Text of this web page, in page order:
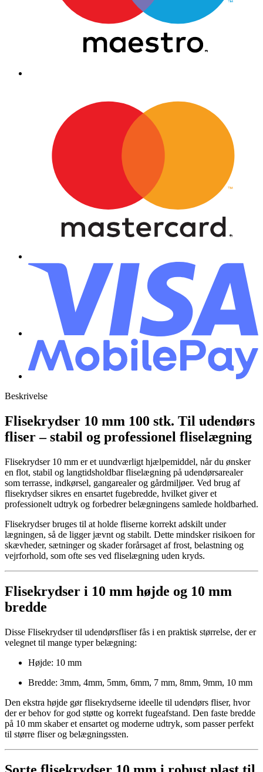
Beskrivelse
Flisekrydser 10 mm 100 stk. Til udendørs
fliser – stabil og professionel fliselægning
Flisekrydser 10 mm er et uundværligt hjælpemiddel, når du ønsker
en flot, stabil og langtidsholdbar fliselægning på udendørsarealer
som terrasse, indkørsel, gangarealer og gårdmiljøer. Ved brug af
flisekrydser sikres en ensartet fugebredde, hvilket giver et
professionelt udtryk og forbedrer belægningens samlede holdbarhed.
Flisekrydser bruges til at holde fliserne korrekt adskilt under
lægningen, så de ligger jævnt og stabilt. Dette mindsker risikoen for
skævheder, sætninger og skader forårsaget af frost, belastning og
vejrforhold, som ofte ses ved fliselægning uden kryds.
Flisekrydser i 10 mm højde og 10 mm
bredde
Disse Flisekrydser til udendørsfliser fås i en praktisk størrelse, der er
velegnet til mange typer belægning:
Højde: 10 mm
Bredde: 3mm, 4mm, 5mm, 6mm, 7 mm, 8mm, 9mm, 10 mm
Den ekstra højde gør flisekrydserne ideelle til udendørs fliser, hvor
der er behov for god støtte og korrekt fugeafstand. Den faste bredde
på 10 mm skaber et ensartet og moderne udtryk, som passer perfekt
til større fliser og belægningssten.